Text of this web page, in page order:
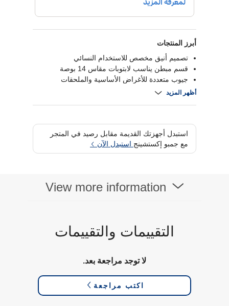
أبرز المنتجات
تصميم أنيق مخصص للاستخدام النسائي
قسم مبطن يناسب لابتوبات مقاس 14 بوصة
جيوب متعددة للأغراض الأساسية والملحقات
خفيفة الوزن وسهلة الحمل يوميًا
أظهر المزيد
استبدل أجهزتك القديمة مقابل رصيد في المتجر
مع جمبو إكستشينج استبدل الآن
View more information
التقييمات والتقييمات
لا توجد مراجعة بعد.
اكتب مراجعة